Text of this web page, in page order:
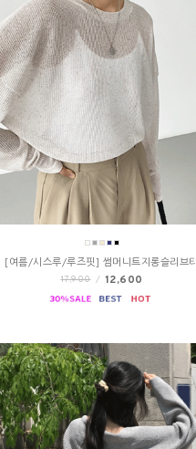
[여름/시스루/루즈핏] 썸머니트지롱슬리브티
17,900 / 12,600